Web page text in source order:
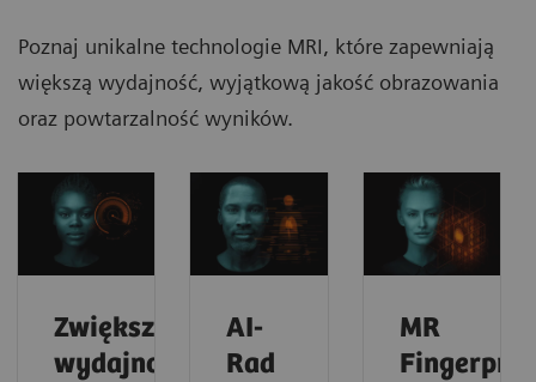
Poznaj unikalne technologie MRI, które zapewniają
większą wydajność, wyjątkową jakość obrazowania
oraz powtarzalność wyników.
Zwiększenie
wydajności
AI-
Rad
MR